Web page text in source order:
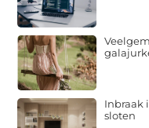
Inbraak
sloten